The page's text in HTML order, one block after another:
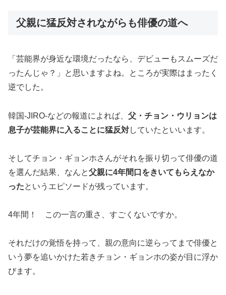
父親に猛反対されながらも俳優の道へ
「芸能界が身近な環境だったなら、デビューもスムーズだ
ったんじゃ？」と思いますよね。ところが実際はまったく
逆でした。
韓国-JIRO-などの報道によれば、 父・チョン・ウリョンは
息子が芸能界に入ることに猛反対していたといいます。
そしてチョン・ギョンホさんがそれを振り切って俳優の道
を選んだ結果、なんと父親に4年間口をきいてもらえなか
ったというエピソードが残っています。
4年間！ この一言の重さ、すごくないですか。
それだけの覚悟を持って、親の意向に逆らってまで俳優と
いう夢を追いかけた若きチョン・ギョンホの姿が目に浮か
びます。